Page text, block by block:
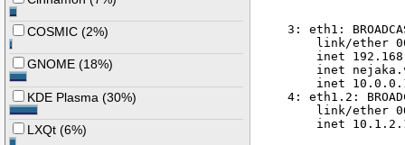
COSMIC (2%)
GNOME (18%)
KDE Plasma (30%)
LXQt (6%)
3: eth1:
link/ether
inet
inet
inet
4: eth1.2:
link/ether
inet